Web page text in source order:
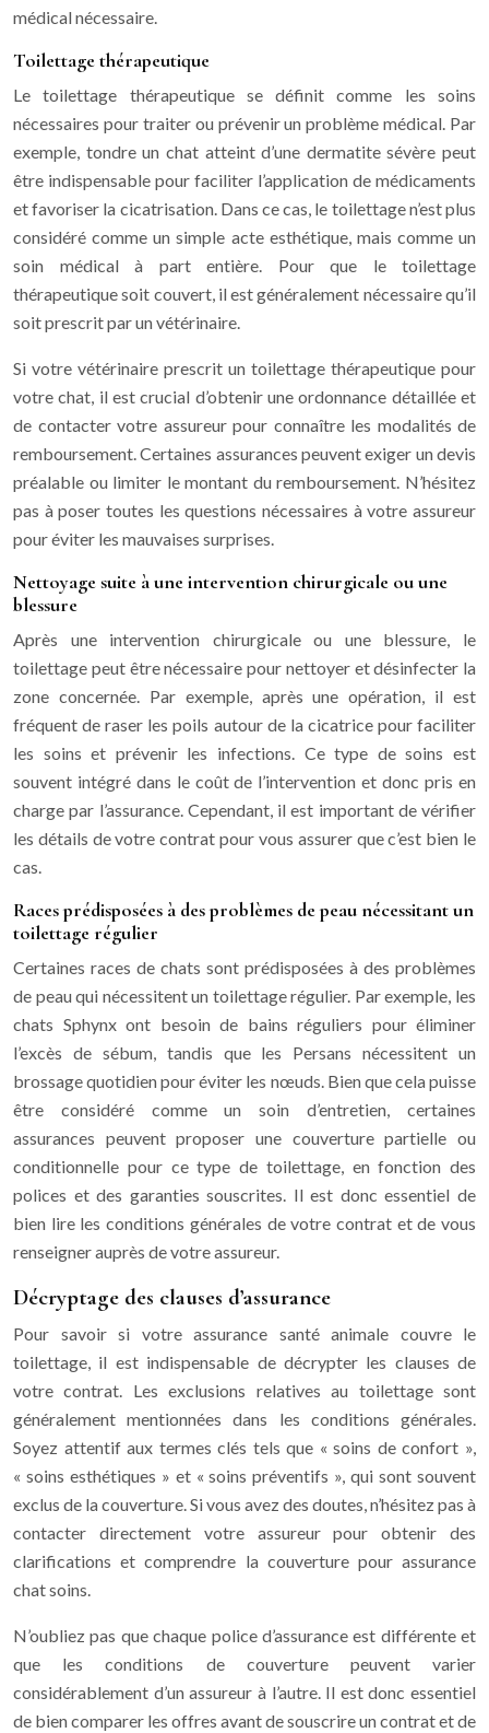
médical nécessaire.
Toilettage thérapeutique
Le toilettage thérapeutique se définit comme les soins
nécessaires pour traiter ou prévenir un problème médical. Par
exemple, tondre un chat atteint d’une dermatite sévère peut
être indispensable pour faciliter l’application de médicaments
et favoriser la cicatrisation. Dans ce cas, le toilettage n’est plus
considéré comme un simple acte esthétique, mais comme un
soin médical à part entière. Pour que le toilettage
thérapeutique soit couvert, il est généralement nécessaire qu’il
soit prescrit par un vétérinaire.
Si votre vétérinaire prescrit un toilettage thérapeutique pour
votre chat, il est crucial d’obtenir une ordonnance détaillée et
de contacter votre assureur pour connaître les modalités de
remboursement. Certaines assurances peuvent exiger un devis
préalable ou limiter le montant du remboursement. N’hésitez
pas à poser toutes les questions nécessaires à votre assureur
pour éviter les mauvaises surprises.
Nettoyage suite à une intervention chirurgicale ou une
blessure
Après une intervention chirurgicale ou une blessure, le
toilettage peut être nécessaire pour nettoyer et désinfecter la
zone concernée. Par exemple, après une opération, il est
fréquent de raser les poils autour de la cicatrice pour faciliter
les soins et prévenir les infections. Ce type de soins est
souvent intégré dans le coût de l’intervention et donc pris en
charge par l’assurance. Cependant, il est important de vérifier
les détails de votre contrat pour vous assurer que c’est bien le
cas.
Races prédisposées à des problèmes de peau nécessitant un
toilettage régulier
Certaines races de chats sont prédisposées à des problèmes
de peau qui nécessitent un toilettage régulier. Par exemple, les
chats Sphynx ont besoin de bains réguliers pour éliminer
l’excès de sébum, tandis que les Persans nécessitent un
brossage quotidien pour éviter les nœuds. Bien que cela puisse
être considéré comme un soin d’entretien, certaines
assurances peuvent proposer une couverture partielle ou
conditionnelle pour ce type de toilettage, en fonction des
polices et des garanties souscrites. Il est donc essentiel de
bien lire les conditions générales de votre contrat et de vous
renseigner auprès de votre assureur.
Décryptage des clauses d’assurance
Pour savoir si votre assurance santé animale couvre le
toilettage, il est indispensable de décrypter les clauses de
votre contrat. Les exclusions relatives au toilettage sont
généralement mentionnées dans les conditions générales.
Soyez attentif aux termes clés tels que « soins de confort »,
« soins esthétiques » et « soins préventifs », qui sont souvent
exclus de la couverture. Si vous avez des doutes, n’hésitez pas à
contacter directement votre assureur pour obtenir des
clarifications et comprendre la couverture pour assurance
chat soins.
N’oubliez pas que chaque police d’assurance est différente et
que les conditions de couverture peuvent varier
considérablement d’un assureur à l’autre. Il est donc essentiel
de bien comparer les offres avant de souscrire un contrat et de